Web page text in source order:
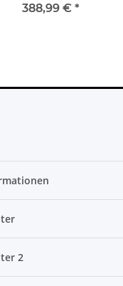
388,99 € *
2